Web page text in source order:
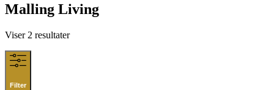
Malling Living
Viser 2 resultaterSorted
Filter